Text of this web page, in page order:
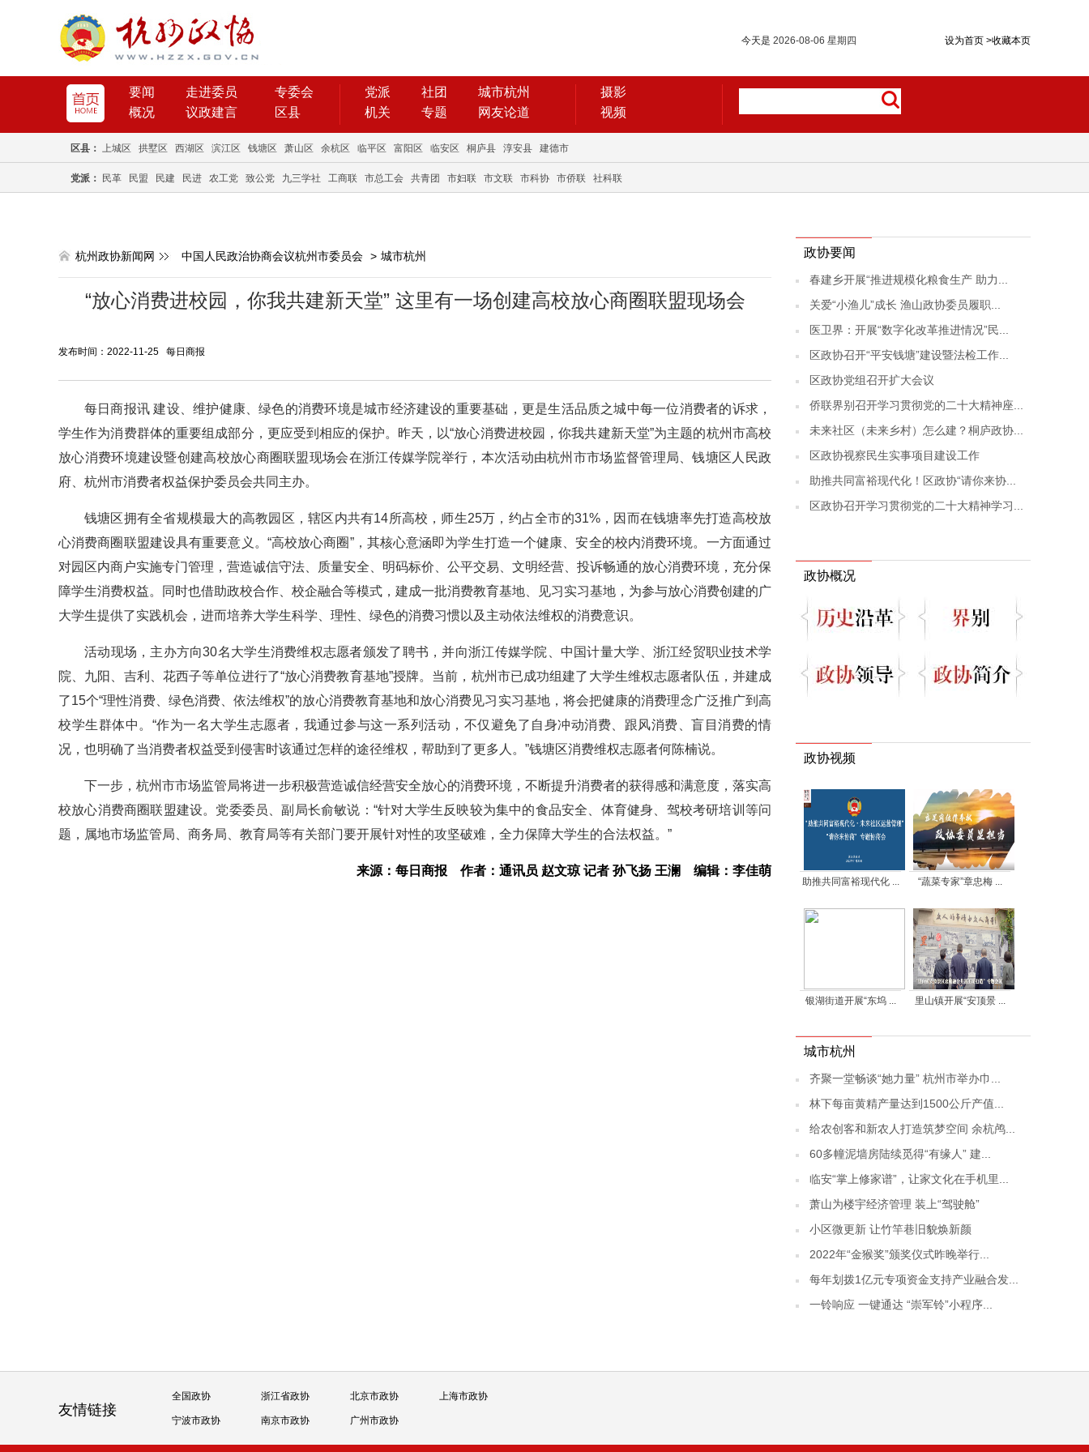
设为首页 >收藏本页
今天是 2026-08-06 星期四
要闻 走进委员
专委会
概况
议政建言 区县
党派 社团
城市杭州
机关
专题 网友论道
摄影
视频
区县： 上城区 拱墅区 西湖区 滨江区 钱塘区 萧山区 余杭区 临平区 富阳区 临安区 桐庐县 淳安县 建德市
党派： 民革 民盟 民建 民进 农工党 致公党 九三学社 工商联 市总工会 共青团 市妇联 市文联 市科协 市侨联 社科联
杭州政协新闻网 中国人民政治协商会议杭州市委员会 > 城市杭州
“放心消费进校园，你我共建新天堂” 这里有一场创建高校放心商圈联盟现场会
发布时间：2022-11-25 每日商报
每日商报讯 建设、维护健康、绿色的消费环境是城市经济建设的重要基础，更是生活品质之城中每一位消费者的诉求，
学生作为消费群体的重要组成部分，更应受到相应的保护。昨天，以“放心消费进校园，你我共建新天堂”为主题的杭州市高校
放心消费环境建设暨创建高校放心商圈联盟现场会在浙江传媒学院举行，本次活动由杭州市市场监督管理局、钱塘区人民政
府、杭州市消费者权益保护委员会共同主办。
钱塘区拥有全省规模最大的高教园区，辖区内共有14所高校，师生25万，约占全市的31%，因而在钱塘率先打造高校放
心消费商圈联盟建设具有重要意义。“高校放心商圈”，其核心意涵即为学生打造一个健康、安全的校内消费环境。一方面通过
对园区内商户实施专门管理，营造诚信守法、质量安全、明码标价、公平交易、文明经营、投诉畅通的放心消费环境，充分保
障学生消费权益。同时也借助政校合作、校企融合等模式，建成一批消费教育基地、见习实习基地，为参与放心消费创建的广
大学生提供了实践机会，进而培养大学生科学、理性、绿色的消费习惯以及主动依法维权的消费意识。
活动现场，主办方向30名大学生消费维权志愿者颁发了聘书，并向浙江传媒学院、中国计量大学、浙江经贸职业技术学
院、九阳、吉利、花西子等单位进行了“放心消费教育基地”授牌。当前，杭州市已成功组建了大学生维权志愿者队伍，并建成
了15个“理性消费、绿色消费、依法维权”的放心消费教育基地和放心消费见习实习基地，将会把健康的消费理念广泛推广到高
校学生群体中。“作为一名大学生志愿者，我通过参与这一系列活动，不仅避免了自身冲动消费、跟风消费、盲目消费的情
况，也明确了当消费者权益受到侵害时该通过怎样的途径维权，帮助到了更多人。”钱塘区消费维权志愿者何陈楠说。
下一步，杭州市市场监管局将进一步积极营造诚信经营安全放心的消费环境，不断提升消费者的获得感和满意度，落实高
校放心消费商圈联盟建设。党委委员、副局长俞敏说：“针对大学生反映较为集中的食品安全、体育健身、驾校考研培训等问
题，属地市场监管局、商务局、教育局等有关部门要开展针对性的攻坚破难，全力保障大学生的合法权益。”
来源：每日商报 作者：通讯员 赵文琼 记者 孙飞扬 王澜 编辑：李佳萌
政协要闻
春建乡开展“推进规模化粮食生产 助力...
关爱“小渔儿”成长 渔山政协委员履职...
医卫界：开展“数字化改革推进情况”民...
区政协召开“平安钱塘”建设暨法检工作...
区政协党组召开扩大会议
侨联界别召开学习贯彻党的二十大精神座...
未来社区（未来乡村）怎么建？桐庐政协...
区政协视察民生实事项目建设工作
助推共同富裕现代化！区政协“请你来协...
区政协召开学习贯彻党的二十大精神学习...
政协概况
政协视频
助推共同富裕现代化 ... “蔬菜专家”章忠梅 ...
银湖街道开展“东坞 ... 里山镇开展“安顶景 ...
城市杭州
齐聚一堂畅谈“她力量” 杭州市举办巾...
林下每亩黄精产量达到1500公斤产值...
给农创客和新农人打造筑梦空间 余杭鸬...
60多幢泥墙房陆续觅得“有缘人” 建...
临安“掌上修家谱”，让家文化在手机里...
萧山为楼宇经济管理 装上“驾驶舱”
小区微更新 让竹竿巷旧貌焕新颜
2022年“金猴奖”颁奖仪式昨晚举行...
每年划拨1亿元专项资金支持产业融合发...
一铃响应 一键通达 “崇军铃”小程序...
友情链接
全国政协 浙江省政协 北京市政协 上海市政协
宁波市政协 南京市政协 广州市政协